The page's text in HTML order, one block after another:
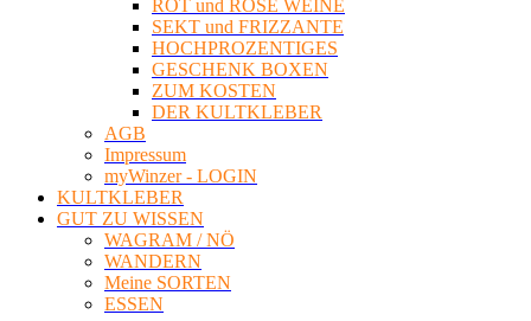
ROT und ROSÉ WEINE
SEKT und FRIZZANTE
HOCHPROZENTIGES
GESCHENK BOXEN
ZUM KOSTEN
DER KULTKLEBER
AGB
Impressum
myWinzer - LOGIN
KULTKLEBER
GUT ZU WISSEN
WAGRAM / NÖ
WANDERN
Meine SORTEN
ESSEN